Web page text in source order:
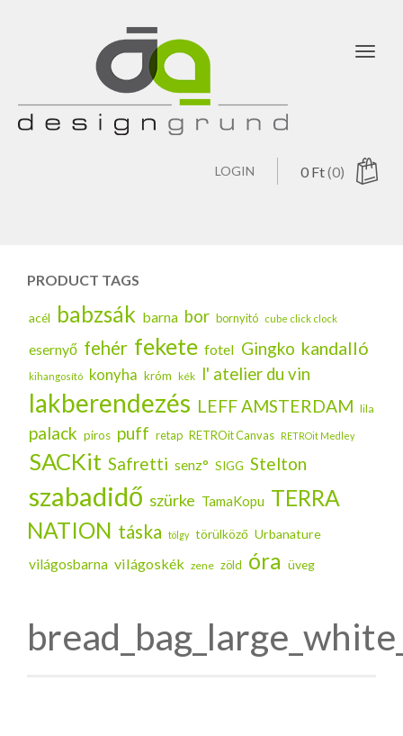
0 Ft(0)
LOGIN
PRODUCT TAGS
acél babzsák barna bor bornyitó cube click clock
esernyő fehér fekete fotel Gingko kandalló
kihangosító konyha króm kék l' atelier du vin
lakberendezés LEFF AMSTERDAM lila
palack piros puff retap RETROit Canvas RETROit Medley
SACKit Safretti senz° SIGG Stelton
szabadidő szürke TamaKopu TERRA
NATION táska tölgy törülköző Urbanature
világosbarna világoskék zene zöld óra üveg